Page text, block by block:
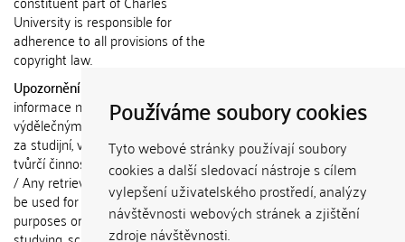
Používáme soubory cookies
Tyto webové stránky používají soubory
cookies a další sledovací nástroje s cílem
vylepšení uživatelského prostředí, analýzy
návštěvnosti webových stránek a zjištění
zdroje návštěvnosti.
University is responsible for
adherence to all provisions of the
copyright law.
Upozornění / Notice:
informace nemohou být použity k
výdělečným účelům nebo vydávány
za studijní, vědeckou nebo jinou
tvůrčí činnost jiné osoby než autora.
/ Any retrieved information shall not
be used for any commercial
purposes or claimed as results of